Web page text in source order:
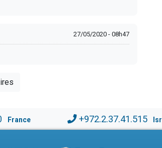
27/05/2020 - 08h47
France +972.2.37.41.515